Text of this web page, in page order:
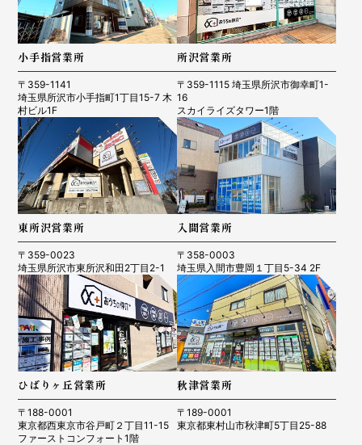
小手指営業所
〒359-1141
埼玉県所沢市小手指町1丁目15-7 木
村ビル1F
所沢営業所
〒359-1115 埼玉県所沢市御幸町1-
16
スカイライズタワー1階
東所沢営業所
〒359-0023
埼玉県所沢市東所沢和田2丁目2-1
入間営業所
〒358-0003
埼玉県入間市豊岡１丁目5-34 2F
ひばりヶ丘営業所
〒188-0001
東京都西東京市谷戸町２丁目11-15
ファーストコンフォート1階
秋津営業所
〒189-0001
東京都東村山市秋津町5丁目25-88